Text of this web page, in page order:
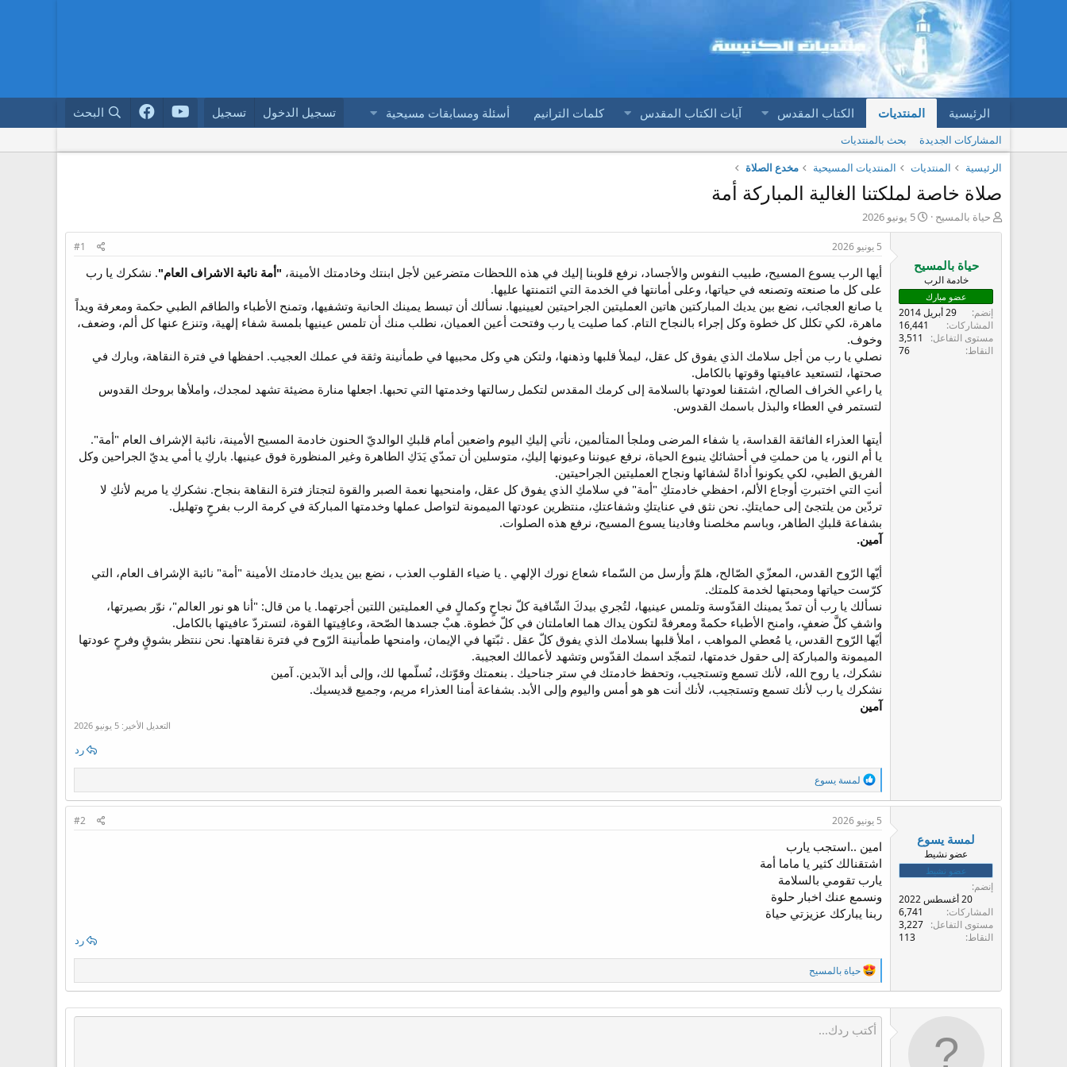
الرئيسية المنتديات الكتاب المقدس آيات الكتاب المقدس كلمات الترانيم أسئلة ومسابقات مسيحية تسجيل الدخول تسجيل البحث
المشاركات الجديدة
بحث بالمنتديات
الرئيسية
المنتديات المنتديات المسيحية مخدع الصلاة
صلاة خاصة لملكتنا الغالية المباركة أمة
ب
ا
ل
م
و
ض
و
ع
حياة بالمسيح
ت
ا
خ
ا
ل
ب
د
ء
5 يونيو 2026
حياة بالمسيح
خادمة الرب
عضو مبارك
إنضم
29 أبريل 2014
المشاركات
16,441
مستوى التفاعل
3,511
النقاط
76
5 يونيو 2026 #1
أيها الرب يسوع المسيح، طبيب النفوس والأجساد، نرفع قلوبنا إليك في هذه اللحظات متضرعين لأجل ابنتك وخادمتك الأمينة، "أمة نائبة الاشراف العام". نشكرك يا رب
على كل ما صنعته وتصنعه في حياتها، وعلى أمانتها في الخدمة التي ائتمنتها عليها.
يا صانع العجائب، نضع بين يديك المباركتين هاتين العمليتين الجراحيتين لعيينيها. نسألك أن تبسط يمينك الحانية وتشفيها، وتمنح الأطباء والطاقم الطبي حكمة ومعرفة ويداً
ماهرة، لكي تكلل كل خطوة وكل إجراء بالنجاح التام. كما صليت يا رب وفتحت أعين العميان، نطلب منك أن تلمس عينيها بلمسة شفاء إلهية، وتنزع عنها كل ألم، وضعف،
وخوف.
نصلي يا رب من أجل سلامك الذي يفوق كل عقل، ليملأ قلبها وذهنها، ولتكن هي وكل محبيها في طمأنينة وثقة في عملك العجيب. احفظها في فترة النقاهة، وبارك في
صحتها، لتستعيد عافيتها وقوتها بالكامل.
يا راعي الخراف الصالح، اشتقنا لعودتها بالسلامة إلى كرمك المقدس لتكمل رسالتها وخدمتها التي تحبها. اجعلها منارة مضيئة تشهد لمجدك، واملأها بروحك القدوس
لتستمر في العطاء والبذل باسمك القدوس.
أيتها العذراء الفائقة القداسة، يا شفاء المرضى وملجأ المتألمين، نأتي إليكِ اليوم واضعين أمام قلبكِ الوالديّ الحنون خادمة المسيح الأمينة، نائبة الإشراف العام "أمة".
يا أم النور، يا من حملتِ في أحشائكِ ينبوع الحياة، نرفع عيوننا وعيونها إليكِ، متوسلين أن تمدّي يَدَكِ الطاهرة وغير المنظورة فوق عينيها. باركِ يا أمي يديّ الجراحين وكل
الفريق الطبي، لكي يكونوا أداةً لشفائها ونجاح العمليتين الجراحيتين.
أنتِ التي اختبرتِ أوجاع الألم، احفظي خادمتكِ "أمة" في سلامكِ الذي يفوق كل عقل، وامنحيها نعمة الصبر والقوة لتجتاز فترة النقاهة بنجاح. نشكركِ يا مريم لأنكِ لا
تردّين من يلتجئ إلى حمايتكِ. نحن نثق في عنايتكِ وشفاعتكِ، منتظرين عودتها الميمونة لتواصل عملها وخدمتها المباركة في كرمة الرب بفرحٍ وتهليل.
بشفاعة قلبكِ الطاهر، وباسم مخلصنا وفادينا يسوع المسيح، نرفع هذه الصلوات.
آمين.
أيّها الرّوح القدس، المعزّي الصّالح، هلمّ وأرسل من السّماء شعاع نورك الإلهي . يا ضياء القلوب العذب ، نضع بين يديك خادمتك الأمينة "أمة" نائبة الإشراف العام، التي
كرّست حياتها ومحبتها لخدمة كلمتك.
نسألك يا رب أن تمدّ يمينك القدّوسة وتلمس عينيها، لتُجري بيدكَ الشّافية كلّ نجاحٍ وكمالٍ في العمليتين اللتين أجرتهما. يا من قال: "أنا هو نور العالم"، نوّر بصيرتها،
واشفِ كلَّ ضعفٍ، وامنح الأطباء حكمةً ومعرفةً لتكون يداك هما العاملتان في كلّ خطوة. هبْ جسدها الصّحة، وعافِيتها القوة، لتستردّ عافيتها بالكامل.
أيّها الرّوح القدس، يا مُعطي المواهب ، املأ قلبها بسلامك الذي يفوق كلّ عقل . ثبّتها في الإيمان، وامنحها طمأنينة الرّوح في فترة نقاهتها. نحن ننتظر بشوقٍ وفرحٍ عودتها
الميمونة والمباركة إلى حقول خدمتها، لتمجّد اسمك القدّوس وتشهد لأعمالك العجيبة.
نشكرك، يا روح الله، لأنك تسمع وتستجيب، وتحفظ خادمتك في ستر جناحيك . بنعمتك وقوّتك، نُسلّمها لك، وإلى أبد الآبدين. آمين
نشكرك يا رب لأنك تسمع وتستجيب، لأنك أنت هو هو أمس واليوم وإلى الأبد. بشفاعة أمنا العذراء مريم، وجميع قديسيك.
آمين
التعديل الأخير: 5 يونيو 2026
رد
ا
ل
ت
ا
ل
ا
ت
لمسة يسوع
لمسة يسوع
عضو نشيط
عضو نشيط
إنضم
20 أغسطس 2022
المشاركات
6,741
مستوى التفاعل
3,227
النقاط
113
5 يونيو 2026 #2
امين ..استجب يارب
اشتقنالك كثير يا ماما أمة
يارب تقومي بالسلامة
ونسمع عنك اخبار حلوة
ربنا يباركك عزيزتي حياة
رد
ا
ل
ت
ف
ا
ع
حياة بالمسيح